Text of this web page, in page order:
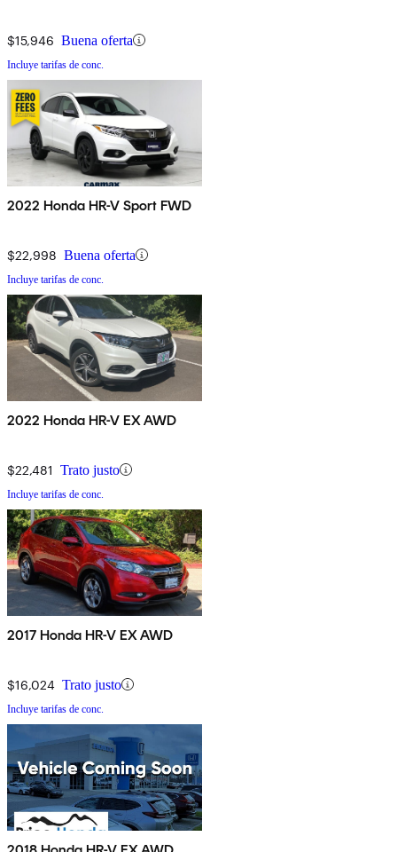
$15,946 Buena oferta
Incluye tarifas de conc.
2022 Honda HR-V Sport FWD
$22,998 Buena oferta
Incluye tarifas de conc.
2022 Honda HR-V EX AWD
$22,481 Trato justo
Incluye tarifas de conc.
2017 Honda HR-V EX AWD
$16,024 Trato justo
Incluye tarifas de conc.